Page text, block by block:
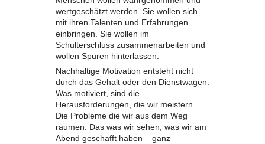
wertgeschätzt werden. Sie wollen sich
mit ihren Talenten und Erfahrungen
einbringen. Sie wollen im
Schulterschluss zusammenarbeiten und
wollen Spuren hinterlassen.
Nachhaltige Motivation entsteht nicht
durch das Gehalt oder den Dienstwagen.
Was motiviert, sind die
Herausforderungen, die wir meistern.
Die Probleme die wir aus dem Weg
räumen. Das was wir sehen, was wir am
Abend geschafft haben – ganz